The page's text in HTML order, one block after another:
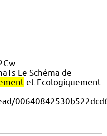
Le Schéma de
et Ecologiquement